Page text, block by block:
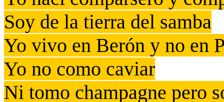
Soy de la tierra del samba
Yo vivo en Berón y no en
Yo no como caviar
Ni tomo champagne pero